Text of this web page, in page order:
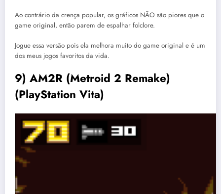
Ao contrário da crença popular, os gráficos NÃO são piores que o
game original, então parem de espalhar folclore.
Jogue essa versão pois ela melhora muito do game original e é um
dos meus jogos favoritos da vida.
9) AM2R (Metroid 2 Remake)
(PlayStation Vita)